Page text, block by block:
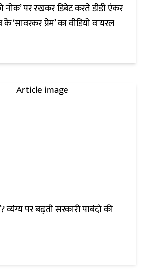
नोक’ पर रखकर डिबेट करते डीडी एंकर
‘सावरकर प्रेम’ का वीडियो वायरल
व्यंग्य पर बढ़ती सरकारी पाबंदी की